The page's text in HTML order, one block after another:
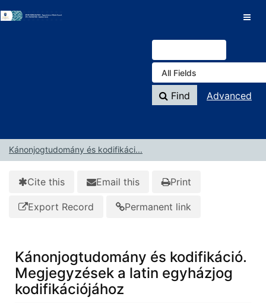
VuFind
Find Advanced
Kánonjogtudomány és kodifikáci...
Cite this Email this Print
Export Record Permanent link
Kánonjogtudomány és kodifikáció.
Megjegyzések a latin egyházjog
kodifikációjához